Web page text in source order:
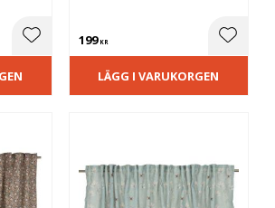
Lägg till i favoriter
199KR Lägg
LÄGG I VARUKORGEN